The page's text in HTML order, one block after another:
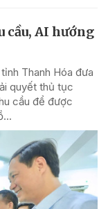
cầu, AI hướng
Thanh Hóa đưa
quyết thủ tục
cầu để được